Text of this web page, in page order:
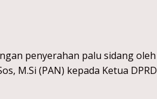
penyerahan palu sidang oleh
M.Si (PAN) kepada Ketua DPRD